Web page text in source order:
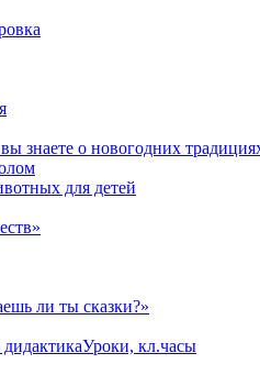
о новогодних
для детей
ли ты сказки?»
Уроки, кл.часы